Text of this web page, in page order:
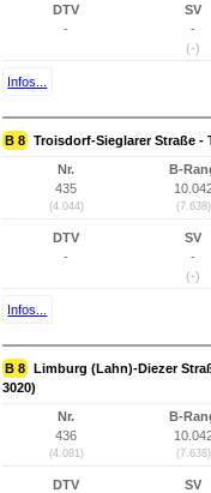
DTV
-
SV
-
(-)
Infos...
B 8 Troisdorf-Sieglarer Straße
Nr.
435
(4.044)
B-
(7.638)
DTV
-
SV
-
(-)
Infos...
B 8 Limburg (Lahn)-Diezer
3020)
Nr.
436
(4.081)
B-
(7.638)
DTV
SV